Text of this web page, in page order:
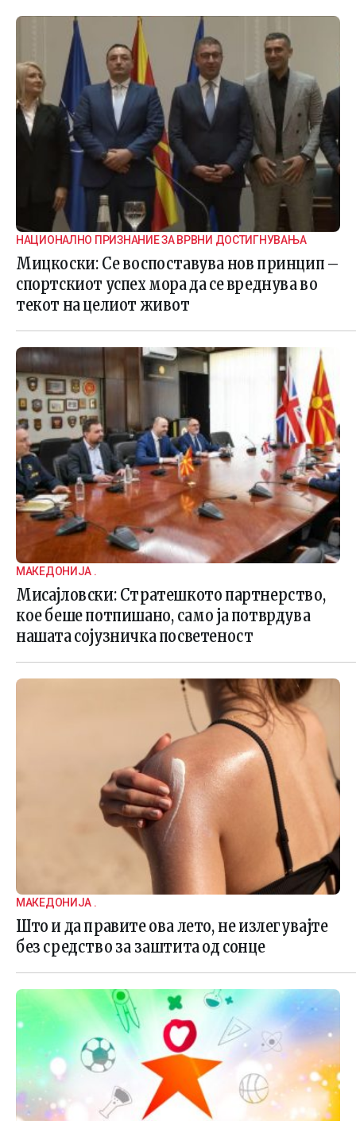
НАЦИОНАЛНО ПРИЗНАНИЕ ЗА ВРВНИ ДОСТИГНУВАЊА
Мицкоски: Се воспоставува нов принцип –
спортскиот успех мора да се вреднува во
текот на целиот живот
МАКЕДОНИЈА .
Мисајловски: Стратешкото партнерство,
кое беше потпишано, само ја потврдува
нашата сојузничка посветеност
МАКЕДОНИЈА .
Што и да правите ова лето, не излегувајте
без средство за заштита од сонце